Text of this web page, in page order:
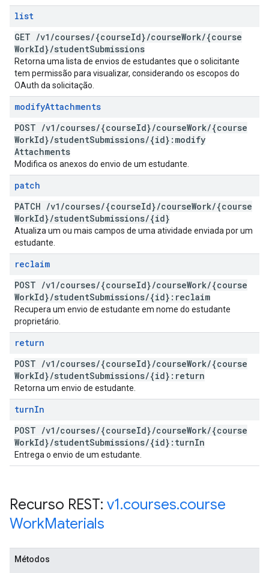
list
GET /v1 /courses/{courseId}/courseWork/{course
WorkId}/studentSubmissions
Retorna uma lista de envios de estudantes que o solicitante
tem permissão para visualizar, considerando os escopos do
OAuth da solicitação.
modifyAttachments
POST /v1 /courses/{courseId}/courseWork/{course
WorkId}/studentSubmissions/{id}:modify
Attachments
Modifica os anexos do envio de um estudante.
patch
PATCH /v1 /courses/{courseId}/courseWork/{course
WorkId}/studentSubmissions/{id}
Atualiza um ou mais campos de uma atividade enviada por um
estudante.
reclaim
POST /v1 /courses/{courseId}/courseWork/{course
WorkId}/studentSubmissions/{id}:reclaim
Recupera um envio de estudante em nome do estudante
proprietário.
return
POST /v1 /courses/{courseId}/courseWork/{course
WorkId}/studentSubmissions/{id}:return
Retorna um envio de estudante.
turnIn
POST /v1 /courses/{courseId}/courseWork/{course
WorkId}/studentSubmissions/{id}:turnIn
Entrega o envio de um estudante.
Recurso REST: v1.courses.course
WorkMaterials
Métodos